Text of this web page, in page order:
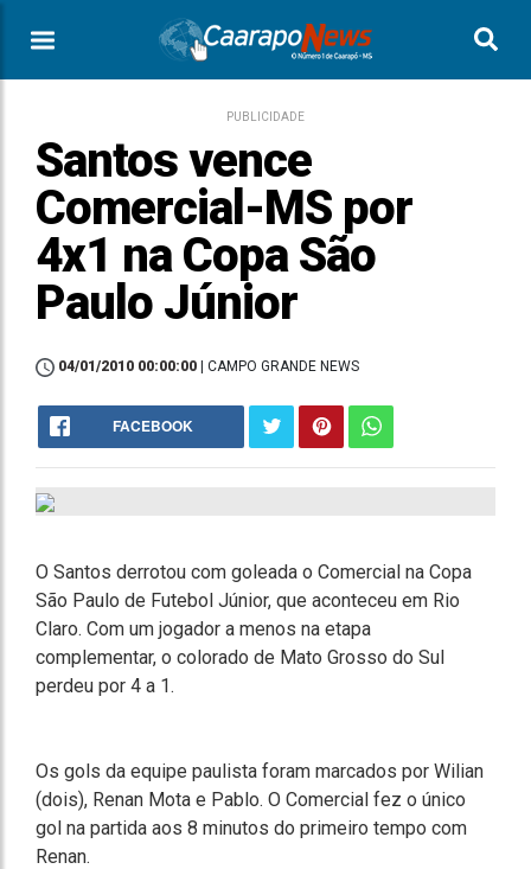
PUBLICIDADE
Santos vence
Comercial-MS por
4x1 na Copa São
Paulo Júnior
04/01/2010 00:00:00 | CAMPO GRANDE NEWS
FACEBOOK
O Santos derrotou com goleada o Comercial na Copa
São Paulo de Futebol Júnior, que aconteceu em Rio
Claro. Com um jogador a menos na etapa
complementar, o colorado de Mato Grosso do Sul
perdeu por 4 a 1.
Os gols da equipe paulista foram marcados por Wilian
(dois), Renan Mota e Pablo. O Comercial fez o único
gol na partida aos 8 minutos do primeiro tempo com
Renan.